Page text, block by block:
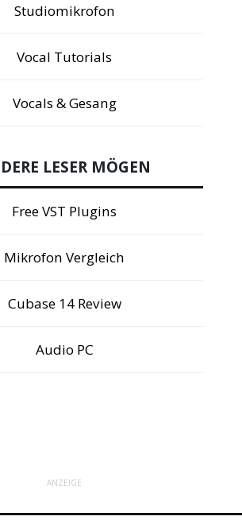
Studiomikrofon
Vocal Tutorials
Vocals & Gesang
LESER MÖGEN
Free VST Plugins
Mikrofon Vergleich
Cubase 14 Review
Audio PC
ANZEIGE